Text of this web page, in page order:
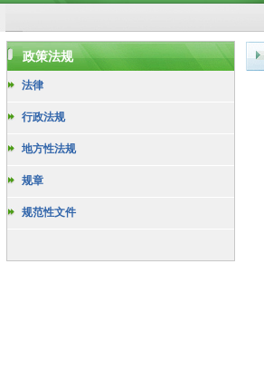
政策法规
法律
行政法规
地方性法规
规章
规范性文件